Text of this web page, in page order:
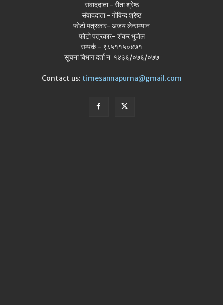
संवाददाता - रीता श्रेष्ठ
संवाददाता - गोविन्द श्रेष्ठ
फोटो पत्रकार- अजय लेन्सम्यान
फोटो पत्रकार- शंकर भुजेल
सम्पर्क - ९८५११५०४७१
सूचना बिभाग दर्ता न: १४३६/०७६/०७७
Contact us: timesannapurna@gmail.com